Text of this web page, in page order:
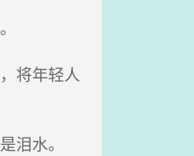
将年轻人
泪水。